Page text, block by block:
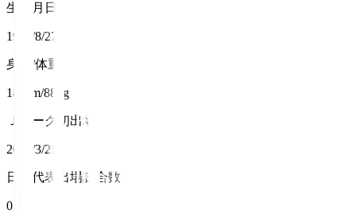
生年月日
1998/8/27
身長/体重
185cm/88kg
Ｊリーグ初出場
2022/3/21
日本代表出場試合数
0